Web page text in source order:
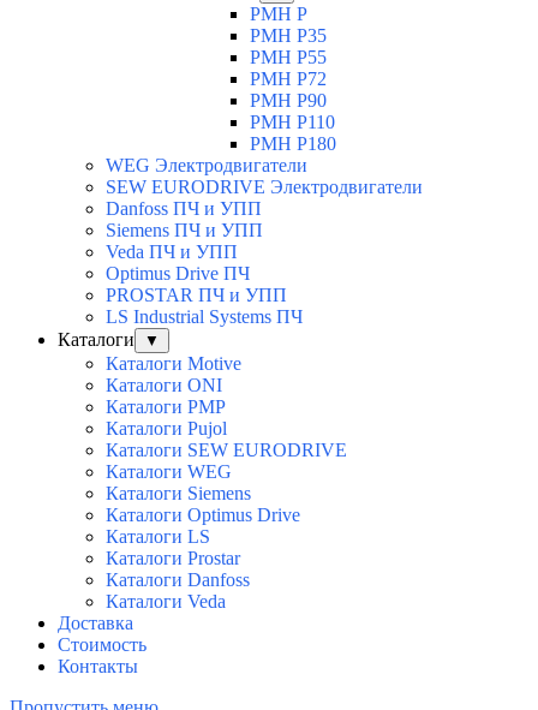
PMH P
PMH P35
PMH P55
PMH P72
PMH P90
PMH P110
PMH P180
WEG Электродвигатели
SEW EURODRIVE Электродвигатели
Danfoss ПЧ и УПП
Siemens ПЧ и УПП
Veda ПЧ и УПП
Optimus Drive ПЧ
PROSTAR ПЧ и УПП
LS Industrial Systems ПЧ
Каталоги
▼
Каталоги Motive
Каталоги ONI
Каталоги PMP
Каталоги Pujol
Каталоги SEW EURODRIVE
Каталоги WEG
Каталоги Siemens
Каталоги Optimus Drive
Каталоги LS
Каталоги Prostar
Каталоги Danfoss
Каталоги Veda
Доставка
Стоимость
Контакты